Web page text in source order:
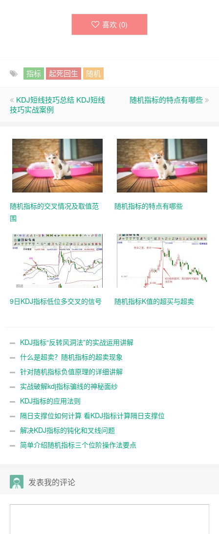
喜欢 (0)
指标 起死回生 随机
KDJ短线技巧总结 KDJ短线
技巧实战案例
随机指标的特点有哪些
随机指标的交叉情况及取值范
围
随机指标的特点有哪些
9日KDJ指标低位多交叉的信号 随机指标K值的超买与超卖
KDJ指标“反转风洞法”的实战运用讲解
什么是超卖？随机指标的超卖现象
针对随机指标负值原理的详细讲解
实战破解kdj指标骗线的神秘面纱
KDJ指标的应用法则
隔日支撑位如何计算 看KDJ指标计算隔日支撑位
解决KDJ指标的钝化和叉线问题
简单介绍随机指标三个位阶操作法要点
发表我的评论